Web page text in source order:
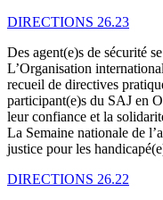
DIRECTIONS 26.23
Des agent(e)s de sécurité
L’Organisation
recueil de directives
participant(e)s du SAJ en
leur confiance et la
La Semaine nationale de
justice pour les
DIRECTIONS 26.22